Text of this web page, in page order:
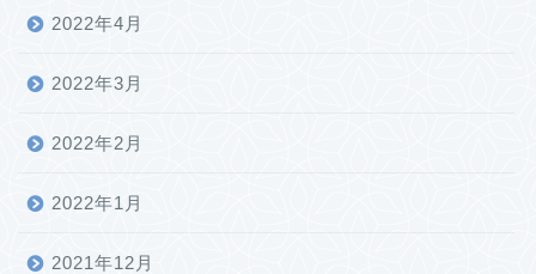
2022年4月
2022年3月
2022年2月
2022年1月
2021年12月